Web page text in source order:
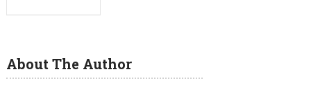
About The Author